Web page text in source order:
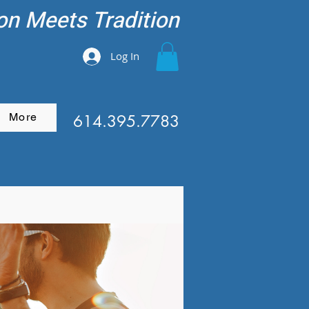
Meets Tradition
Log In
More 614.395.7783